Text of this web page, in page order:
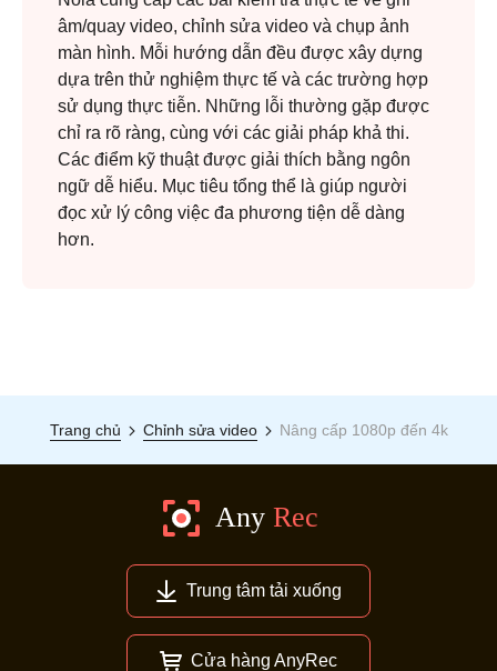
âm/quay video, chỉnh sửa video và chụp ảnh
màn hình. Mỗi hướng dẫn đều được xây dựng
dựa trên thử nghiệm thực tế và các trường hợp
sử dụng thực tiễn. Những lỗi thường gặp được
chỉ ra rõ ràng, cùng với các giải pháp khả thi.
Các điểm kỹ thuật được giải thích bằng ngôn
ngữ dễ hiểu. Mục tiêu tổng thể là giúp người
đọc xử lý công việc đa phương tiện dễ dàng
hơn.
Trang chủ Chỉnh sửa video Nâng cấp 1080p đến 4k
Trung tâm tải xuống
Cửa hàng AnyRec